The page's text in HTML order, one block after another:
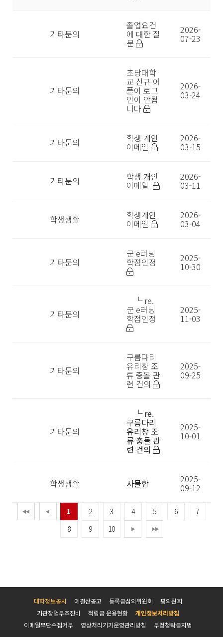
기타문의
졸업요건
에 대한 질
문
2026-
07-23
기타문의
초당대학
교 신규 어
플이 로그
인이 안됩
니다
2026-
03-24
기타문의 학생 개인
이메일
2026-
03-15
기타문의 학생 개인
이메일
2026-
03-11
학생생활 학생개인
이메일
2026-
03-04
기타문의
군 e러닝
학점인정 2025-
10-30
기타문의
└ re.
군 e러닝
학점인정
2025-
11-03
기타문의
구름다리
유리창 조
류 충돌 관
련 건의
2025-
09-25
기타문의
└ re.
구름다리
유리창 조
류 충돌 관
련 건의
2025-
10-01
학생생활 사물함 2025-
09-12
1 2 3 4 5 6
7
8
9 10
대학정보공시 예결산공고 등록금심의위원회
평의원회
기관장업무추진비
적립금 운용현황
개인정보처리방침
이메일무단수집거부
영상처리기기운영관리방침 부정청탁금지법